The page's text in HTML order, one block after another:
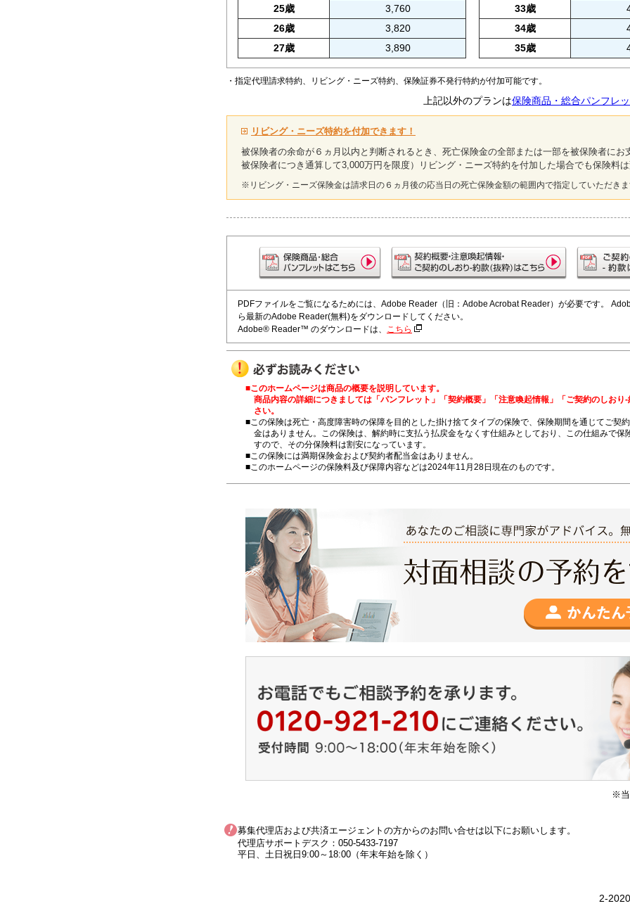
25歳
3,760
26歳
3,820
27歳
3,890
33歳
34歳
35歳
・指定代理請求特約、リビング・ニーズ特約、保険証券不発行特約が付加可能です。
上記以外のプランは保険商品・総合パンフレッ
リビング・ニーズ特約を付加できます！
被保険者の余命が６ヵ月以内と判断されるとき、死亡保険金の全部または一部を被保険者にお
被保険者につき通算して3,000万円を限度）リビング・ニーズ特約を付加した場合でも保険料は
※リビング・ニーズ保険金は請求日の６ヵ月後の応当日の死亡保険金額の範囲内で指定していただきま
PDFファイルをご覧になるためには、Adobe Reader（旧：Adobe Acrobat Reader）が必要です。
ら最新のAdobe Reader(無料)をダウンロードしてください。
Adobe® Reader™ のダウンロードは、
こちら
■このホームページは商品の概要を説明しています。
商品内容の詳細につきましては「パンフレット」「契約概要」「注意喚起情報」「ご契約のしおり
さい。
■この保険は死亡・高度障害時の保障を目的とした掛け捨てタイプの保険で、保険期間を通じてご契
金はありません。この保険は、解約時に支払う払戻金をなくす仕組みとしており、この仕組みで保
すので、その分保険料は割安になっています。
■この保険には満期保険金および契約者配当金はありません。
■このホームページの保険料及び保障内容などは2024年11月28日現在のものです。
※
募集代理店および共済エージェントの方からのお問い合せは以下にお願いします。
代理店サポートデスク：050-5433-7197
平日、土日祝日9:00～18:00（年末年始を除く）
2-